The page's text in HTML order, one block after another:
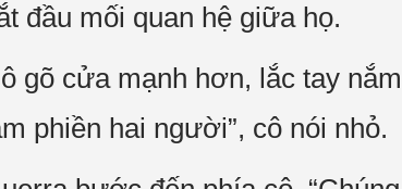
đầu mối quan hệ giữa họ.
gõ cửa mạnh hơn, lắc tay
phiền hai người”, cô nói nhỏ.